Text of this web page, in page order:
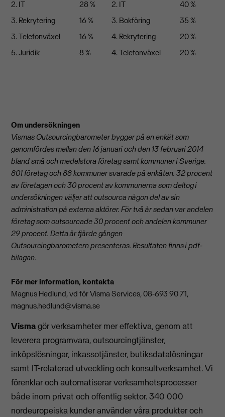
2. IT 28 % 2. IT
40 %
3. Rekrytering
16 % 3. Bokföring
35 %
3. Telefonväxel
16 % 4. Rekrytering
20 %
5. Juridik
8 % 4. Telefonväxel 20 %
Om undersökningen
Vismas Outsourcingbarometer bygger på en enkät som
genomfördes mellan den 16 januari och den 13 februari 2014
bland små och medelstora företag samt kommuner i Sverige.
801 företag och 88 kommuner svarade på enkäten. 32 procent
av företagen och 30 procent av kommunerna som deltog i
undersökningen väljer att outsourca någon del av sin
administration på externa aktörer. För två år sedan var andelen
företag som outsourcade 30 procent och andelen kommuner
29 procent. Detta är fjärde gången
Outsourcingbarometern presenteras. Resultaten finns i pdf-
bilagan.
För mer information, kontakta
Magnus Hedlund, vd för Visma Services, 08-693 90 71,
magnus.hedlund@visma.se
Vismagör verksamheter mer effektiva, genom att
leverera programvara, outsourcingtjänster,
inköpslösningar, inkassotjänster, butiksdatalösningar
samt IT-relaterad utveckling och konsultverksamhet. Vi
förenklar och automatiserar verksamhetsprocesser
både inom privat och offentlig sektor. 340 000
nordeuropeiska kunder använder våra produkter och